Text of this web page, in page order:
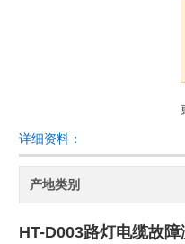
详细资料：
产地类别
HT-D003路灯电缆故障